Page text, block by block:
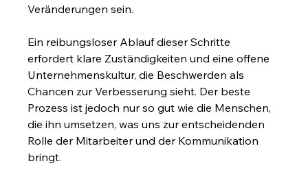
Veränderungen sein.
Ein reibungsloser Ablauf dieser Schritte
erfordert klare Zuständigkeiten und eine offene
Unternehmenskultur, die Beschwerden als
Chancen zur Verbesserung sieht. Der beste
Prozess ist jedoch nur so gut wie die Menschen,
die ihn umsetzen, was uns zur entscheidenden
Rolle der Mitarbeiter und der Kommunikation
bringt.